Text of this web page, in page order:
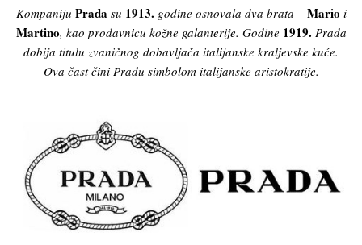
Kompaniju Prada su 1913. godine osnovala dva brata – Mario i
Martino, kao prodavnicu kožne galanterije. Godine 1919. Prada
dobija titulu zvaničnog dobavljača italijanske kraljevske kuće.
Ova čast čini Pradu simbolom italijanske aristokratije.